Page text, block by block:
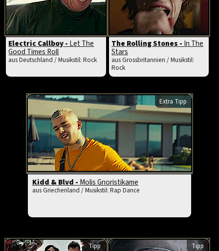
Electric Callboy - Let The
Good Times Roll
aus Deutschland / Musikstil: Rock
The Rolling Stones - In The
Stars
aus Grossbritannien / Musikstil:
Rock
Extra Tipp
Kidd & Blvd - Molis Gnoristikame
aus Griechenland / Musikstil: Rap Dance
Tipp Tipp